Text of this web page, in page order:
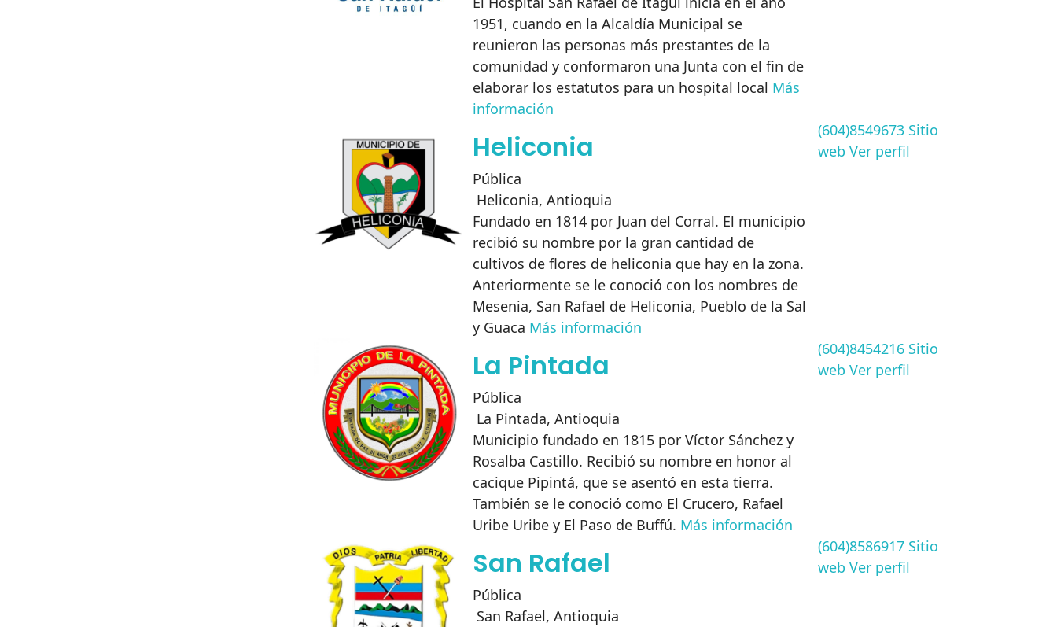
1951, cuando en la Alcaldía Municipal se
reunieron las personas más prestantes de la
comunidad y conformaron una Junta con el fin de
elaborar los estatutos para un hospital local Más
información
Heliconia
Pública
Heliconia, Antioquia
Fundado en 1814 por Juan del Corral. El municipio
recibió su nombre por la gran cantidad de
cultivos de flores de heliconia que hay en la zona.
Anteriormente se le conoció con los nombres de
Mesenia, San Rafael de Heliconia, Pueblo de la Sal
y Guaca Más información
(604)8549673 Sitio
web Ver perfil
La Pintada
Pública
La Pintada, Antioquia
Municipio fundado en 1815 por Víctor Sánchez y
Rosalba Castillo. Recibió su nombre en honor al
cacique Pipintá, que se asentó en esta tierra.
También se le conoció como El Crucero, Rafael
Uribe Uribe y El Paso de Buffú. Más información
(604)8454216 Sitio
web Ver perfil
San Rafael
Pública
San Rafael, Antioquia
(604)8586917 Sitio
web Ver perfil